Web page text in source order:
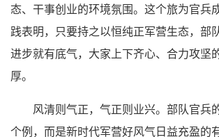
态、干事创业的环境氛围。这个旅为官兵
践表明，只要持之以恒纯正军营生态，部
进步就有底气，大家上下齐心、合力攻坚
厚。
风清则气正，气正则业兴。部队官兵
个例，而是新时代军营好风气日益充盈的